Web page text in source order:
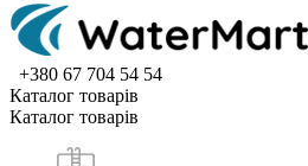
+380 67 704 54 54
Каталог товарiв
Каталог товарiв